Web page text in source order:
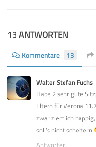
13 ANTWORTEN
Kommentare 13
Walter Stefan Fuchs
Habe 2 sehr gute
Eltern für Verona
zwar ziemlich
soll’s nicht scheitern
Antworten